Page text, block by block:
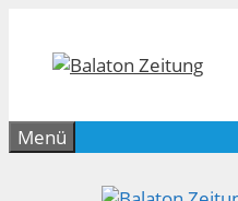
springen
Menü